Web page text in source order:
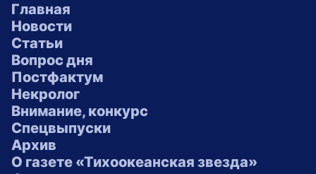
Главная
Новости
Статьи
Вопрос дня
Постфактум
Некролог
Внимание, конкурс
Спецвыпуски
Архив
О газете «Тихоокеанская звезда»